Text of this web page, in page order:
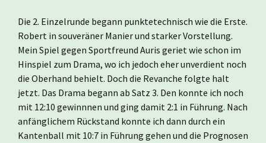
Die 2. Einzelrunde begann punktetechnisch wie die Erste.
Robert in souveräner Manier und starker Vorstellung.
Mein Spiel gegen Sportfreund Auris geriet wie schon im
Hinspiel zum Drama, wo ich jedoch eher unverdient noch
die Oberhand behielt. Doch die Revanche folgte halt
jetzt. Das Drama begann ab Satz 3. Den konnte ich noch
mit 12:10 gewinnnen und ging damit 2:1 in Führung. Nach
anfänglichem Rückstand konnte ich dann durch ein
Kantenball mit 10:7 in Führung gehen und die Prognosen